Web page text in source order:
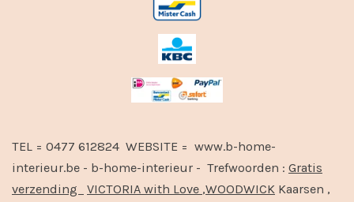
TEL = 0477 612824 WEBSITE = www.b-home-
interieur.be - b-home-interieur - Trefwoorden : Gratis
verzending
VICTORIA with Love ,WOODWICK Kaarsen ,